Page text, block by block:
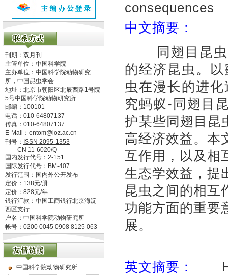
刊期：双月刊
主管单位： 中国科学院
主办单位： 中国科学院动物研究
所，中国昆虫学会
地址： 北京市朝阳区北辰西路1号院
5号中国科学院动物研究所
邮编： 100101
电话： 010-64807137
传真： 010-64807137
E-Mail： entom@ioz.ac.cn
刊号： ISSN 2095-1353
CN 11-6020/Q
国内发行代号： 2-151
国际发行代号： BM-407
发行范围：国内外公开发布
定价： 138元/册
定价： 828元/年
银行汇款：中国工商银行北京海淀
西区支行
户名：中国科学院动物研究所
帐号：0200 0045 0908 8125 063
中国科学院动物研究所
consequences
中文摘要：
同翅目昆虫
的经济昆虫。
虫在漫长的进
究蚂蚁-同翅目
护某些同翅目昆
高经济效益。本
互作用，以及相
生态学效益，提
昆虫之间的相互
功能方面的重要
展。
英文摘要：